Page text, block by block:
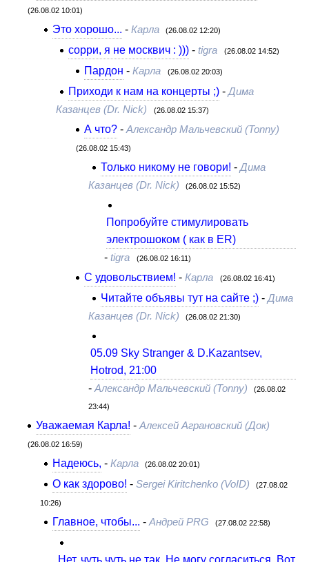
(26.08.02 10:01)
Это хорошо... - Карла (26.08.02 12:20)
сорри, я не москвич : )))- tigra (26.08.02 14:52)
Пардон -Карла (26.08.02 20:03)
Приходи к нам на концерты ;)- Дима
Казанцев (Dr. Nick)
(26.08.02 15:37)
А что? -Александр Мальчевский (Tonny)
(26.08.02 15:43)
Только никому не говори! - Дима
Казанцев (Dr. Nick)
(26.08.02 15:52)
Попробуйте стимулировать
электрошоком ( как в ER)
-tigra (26.08.02 16:11)
С удовольствием! -Карла (26.08.02 16:41)
Читайте объявы тут на сайте ;)- Дима
Казанцев (Dr. Nick)
(26.08.02 21:30)
05.09 Sky Stranger & D.Kazantsev,
Hotrod, 21:00
- Александр Мальчевский (Tonny) (26.08.02
23:44)
Уважаемая Карла! -Алексей Аграновский (Док)
(26.08.02 16:59)
Надеюсь, - Карла (26.08.02 20:01)
О как здорово! - Sergei Kiritchenko (VoID) (27.08.02
10:26)
Главное, чтобы... - Андрей PRG (27.08.02 22:58)
Нет, чуть чуть не так. Не могу согласиться. Вот